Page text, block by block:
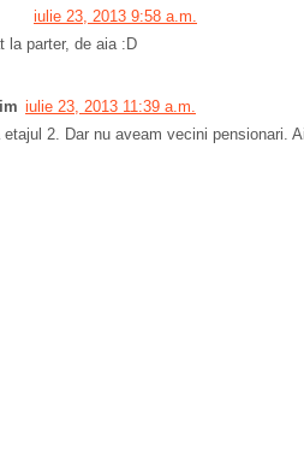
iulie 23, 2013 9:58 a.m.
la parter, de aia :D
iulie 23, 2013 11:39 a.m.
etajul 2. Dar nu aveam vecini pensionari.